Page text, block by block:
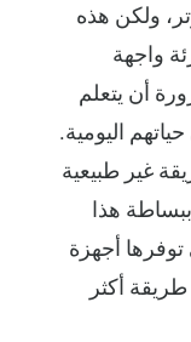
ولكن هذه
واجهة
أن يتعلم
اليومية.
غير طبيعية
ببساطة هذا
توفرها أجهزة
أكثر